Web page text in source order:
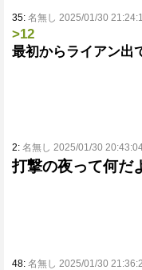
35: 名無し 2025/01/30
>12
最初からライアン出
2: 名無し 2025/01/30
打撃の夜って何だ
48: 名無し 2025/01/30